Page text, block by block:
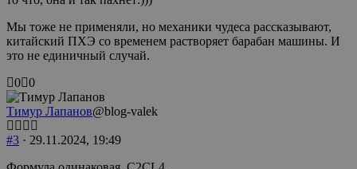
Мы тоже не применяли, но механики чудеса рассказывают,
китайский ПХЭ со временем растворяет барабан машины. И
это не единичный случай.
Голосуйте
-
палец
вниз.
0 Голосуйте
-
палец
вверх.
0
Тимур Лапанов@blog-valek
#3 · 29.11.2024, 19:49